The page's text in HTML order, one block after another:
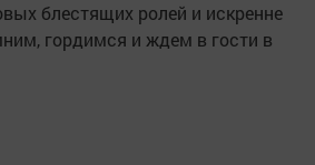
блестящих ролей и искренне
гордимся и ждем в гости в